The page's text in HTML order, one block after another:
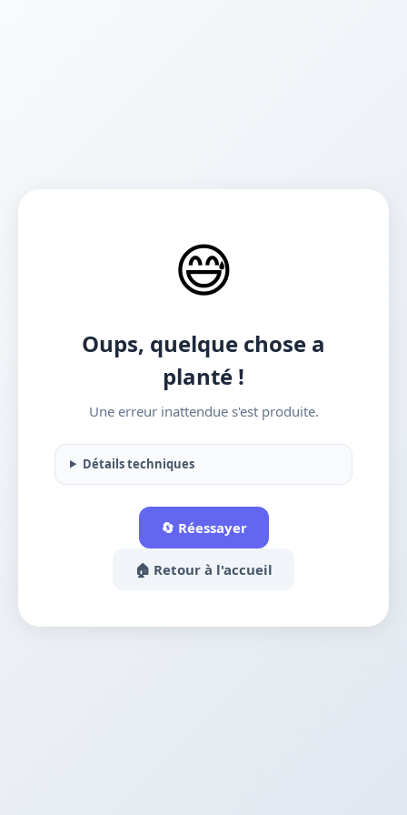
😅
Oups, quelque chose a
planté !
Une erreur inattendue s'est produite.
Détails techniques
🔄 Réessayer
🏠 Retour à l'accueil